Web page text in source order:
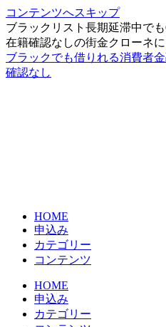
コンテンツへスキップ
ブラックリスト長期延滞中で
在籍確認なしの街金クローネ
ブラックでも借りれる消費者
確認なし
HOME
申込み
カテゴリー
コンテンツ
HOME
申込み
カテゴリー